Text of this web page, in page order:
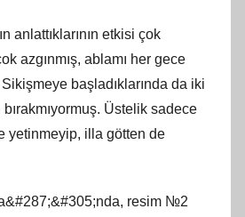
anlattıklarının etkisi çok
azgınmış, ablamı her gece
başladıklarında da iki
Üstelik sadece
yetinmeyip, illa götten de
resim №2